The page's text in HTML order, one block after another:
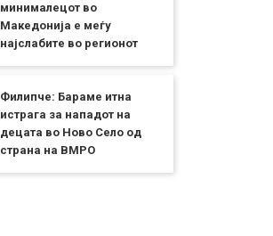
минималецот во
Македонија е меѓу
најслабите во регионот
Филипче: Бараме итна
истрага за нападот на
децата во Ново Село од
страна на ВМРО